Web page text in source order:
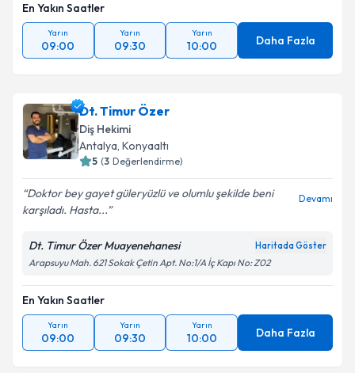
En Yakın Saatler
Yarın
09:00
Yarın
09:30
Yarın
10:00 Daha Fazla
Dt. Timur Özer
Diş Hekimi
Antalya, Konyaaltı
5 (3 Değerlendirme)
Doktor bey gayet güleryüzlü ve olumlu şekilde beni
karşıladı. Hasta...
Devamı
Dt. Timur Özer Muayenehanesi Haritada Göster
Arapsuyu Mah. 621 Sokak Çetin Apt. No:1/A İç Kapı No: Z02
En Yakın Saatler
Yarın
09:00
Yarın
09:30
Yarın
10:00 Daha Fazla